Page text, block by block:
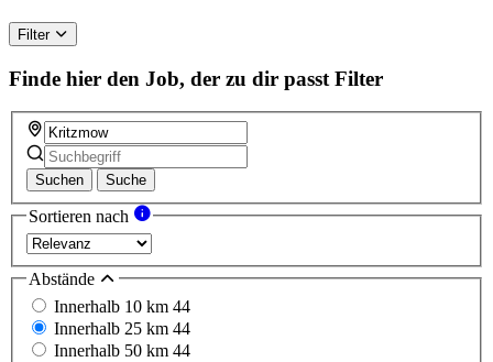
Filter
Finde hier den Job, der zu dir passt Filter
Suchen Suche
Sortieren nach
Abstände
Innerhalb 10 km 44
Innerhalb 25 km 44
Innerhalb 50 km 44